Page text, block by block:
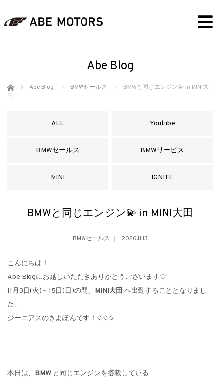
Abe Blog
ホーム Abe Blog BMWセールス
BMWと同じエンジン💫 in MINI大
田
ALL Youtube
BMWセールス BMWサービス
MINI IGNITE
BMWと同じエンジン💫 in MINI大田
BMWセールス 2020.11.13
こんにちは！
Abe Blogにお越しいただきありがとうございます♡
11月3日(火)～15日(日)の間、 MINI大田 へ出勤することとなりまし
た、
ジーニアスのきよぽんです！✩✩✩
本日は、 BMW と同じエンジンを搭載している